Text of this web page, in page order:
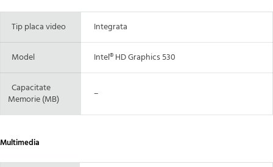
Tip placa video Integrata
Model Intel® HD Graphics 530
Capacitate
Memorie (MB)
–
Multimedia